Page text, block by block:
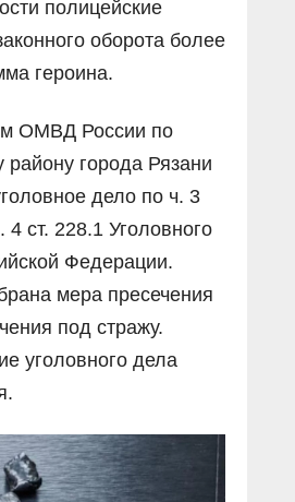
полицейские
оборота более
героина.
ОМВД России по
району города Рязани
дело по ч. 3
4 ст. 228.1 Уголовного
Федерации.
мера пресечения
под стражу.
уголовного дела